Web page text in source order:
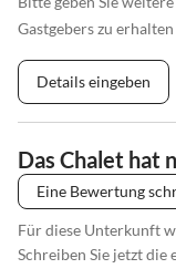
Gastgebers zu erhalten
Details eingeben
Das Chalet hat
Eine Bewertung
Für diese Unterkunft
Schreiben Sie jetzt die